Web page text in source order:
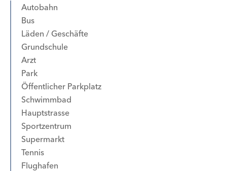
Autobahn
Bus
Läden / Geschäfte
Grundschule
Arzt
Park
Öffentlicher Parkplatz
Schwimmbad
Hauptstrasse
Sportzentrum
Supermarkt
Tennis
Flughafen